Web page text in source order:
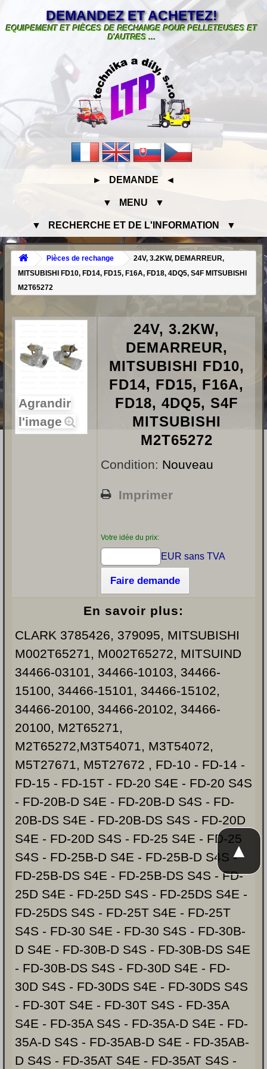
DEMANDEZ ET ACHETEZ!
EQUIPEMENT ET PIÈCES DE RECHANGE POUR PELLETEUSES ET
D'AUTRES ...
► DEMANDE ◄
▼ MENU ▼
▼ RECHERCHE ET DE L'INFORMATION ▼
Pièces de rechange
24V, 3.2KW, DEMARREUR,
MITSUBISHI FD10, FD14, FD15, F16A, FD18, 4DQ5, S4F MITSUBISHI
M2T65272
Agrandir
l'image
24V, 3.2KW,
DEMARREUR,
MITSUBISHI FD10,
FD14, FD15, F16A,
FD18, 4DQ5, S4F
MITSUBISHI
M2T65272
Condition: Nouveau
Imprimer
Votre idée du prix:
EUR sans TVA
Faire demande
En savoir plus:
CLARK 3785426, 379095, MITSUBISHI
M002T65271, M002T65272, MITSUIND
34466-03101, 34466-10103, 34466-
15100, 34466-15101, 34466-15102,
34466-20100, 34466-20102, 34466-
20100, M2T65271,
M2T65272,M3T54071, M3T54072,
M5T27671, M5T27672 , FD-10 - FD-14 -
FD-15 - FD-15T - FD-20 S4E - FD-20 S4S
- FD-20B-D S4E - FD-20B-D S4S - FD-
20B-DS S4E - FD-20B-DS S4S - FD-20D
S4E - FD-20D S4S - FD-25 S4E - FD-25
S4S - FD-25B-D S4E - FD-25B-D S4S -
FD-25B-DS S4E - FD-25B-DS S4S - FD-
25D S4E - FD-25D S4S - FD-25DS S4E -
FD-25DS S4S - FD-25T S4E - FD-25T
S4S - FD-30 S4E - FD-30 S4S - FD-30B-
D S4E - FD-30B-D S4S - FD-30B-DS S4E
- FD-30B-DS S4S - FD-30D S4E - FD-
30D S4S - FD-30DS S4E - FD-30DS S4S
- FD-30T S4E - FD-30T S4S - FD-35A
S4E - FD-35A S4S - FD-35A-D S4E - FD-
35A-D S4S - FD-35AB-D S4E - FD-35AB-
D S4S - FD-35AT S4E - FD-35AT S4S -
▲